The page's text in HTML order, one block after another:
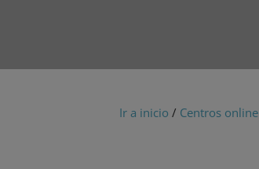
Ir a inicio / Centros online